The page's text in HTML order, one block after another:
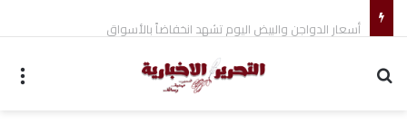
أسعار الدواجن والبيض اليوم تشهد انخفاضاً بالأسواق